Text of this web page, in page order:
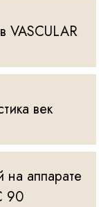
VASCULAR
век
аппарате
90